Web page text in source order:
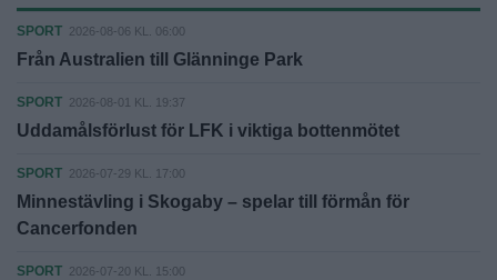
SPORT 2026-08-06 KL. 06:00
Från Australien till Glänninge Park
SPORT 2026-08-01 KL. 19:37
Uddamålsförlust för LFK i viktiga bottenmötet
SPORT 2026-07-29 KL. 17:00
Minnestävling i Skogaby – spelar till förmån för
Cancerfonden
SPORT 2026-07-20 KL. 15:00